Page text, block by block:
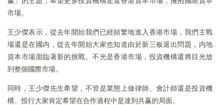
市場。
王少傑表示，從去年開始我們已經頻繁地進入香港市場，我們主戰
場還是在國内，從去年開始大家也知道由於新三板退出問題，内地
資本市場面臨著新的挑戰。不光是香港市場，投資機構還將目光放
到整個國際市場。
同時，王少傑先生希望，不管是業態上做律師、會計師還是投資機
構、投行大家肯定希望在合作過程中是達到共赢的局面。